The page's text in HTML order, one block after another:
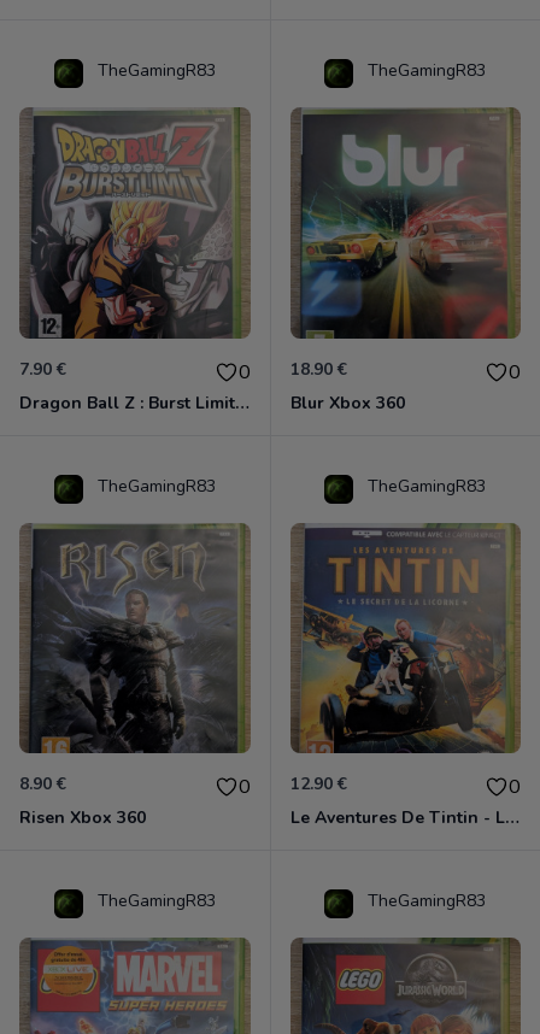
TheGamingR83
7.90 € 0
Dragon Ball Z : Burst Limit Xbox 360
TheGamingR83
18.90 € 0
Blur Xbox 360
TheGamingR83
8.90 € 0
Risen Xbox 360
TheGamingR83
12.90 € 0
Le Aventures De Tintin - Le Secret De La Licorne Xbox 360
TheGamingR83 TheGamingR83